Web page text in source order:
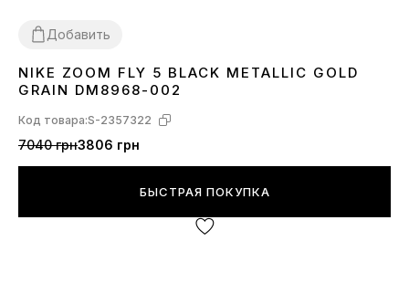
Добавить
3637 38394041 42 43 44 45
NIKE ZOOM FLY 5 BLACK METALLIC GOLD
GRAIN DM8968-002
Код товара:S-2357322
7040 грн3806 грн
БЫСТРАЯ ПОКУПКА